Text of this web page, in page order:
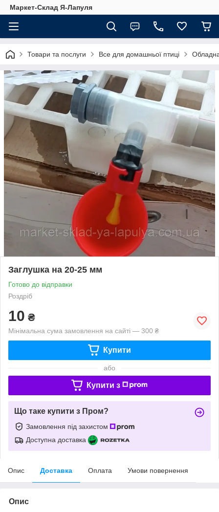
Маркет-Склад Я-Лапуля
Товари та послуги Все для домашньої птиці
Заглушка на 20-25 мм
Готово до відправки
Роздріб
10 ₴
Мінімальна сума замовлення на сайті — 300 ₴
Купити
або
Купити з
Що таке купити з Пром?
Замовлення під захистом
Доступна доставка
Опис Доставка Оплата Умови повернення
Опис